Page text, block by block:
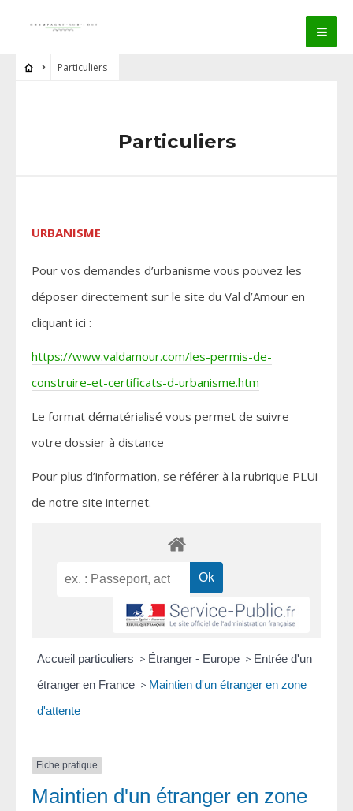
Particuliers
Particuliers
URBANISME
Pour vos demandes d’urbanisme vous pouvez les
déposer directement sur le site du Val d’Amour en
cliquant ici :
https://www.valdamour.com/les-permis-de-
construire-et-certificats-d-urbanisme.htm
Le format dématérialisé vous permet de suivre
votre dossier à distance
Pour plus d’information, se référer à la rubrique PLUi
de notre site internet.
Accueil particuliers > Étranger - Europe > Entrée d'un
étranger en France > Maintien d'un étranger en zone
d'attente
Fiche pratique
Maintien d'un étranger en zone